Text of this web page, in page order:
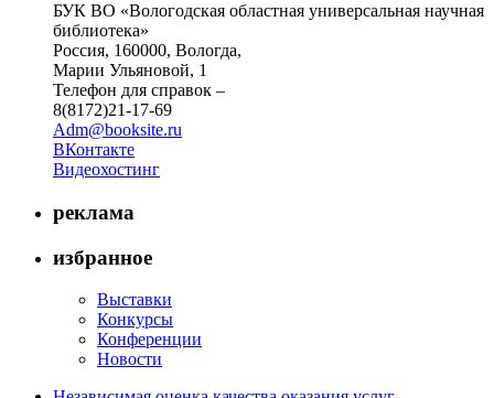
БУК ВО «Вологодская областная универсальная научная
библиотека»
Россия, 160000, Вологда,
Марии Ульяновой, 1
Телефон для справок –
8(8172)21-17-69
Adm@booksite.ru
ВКонтакте
Видеохостинг
реклама
избранное
Выставки
Конкурсы
Конференции
Новости